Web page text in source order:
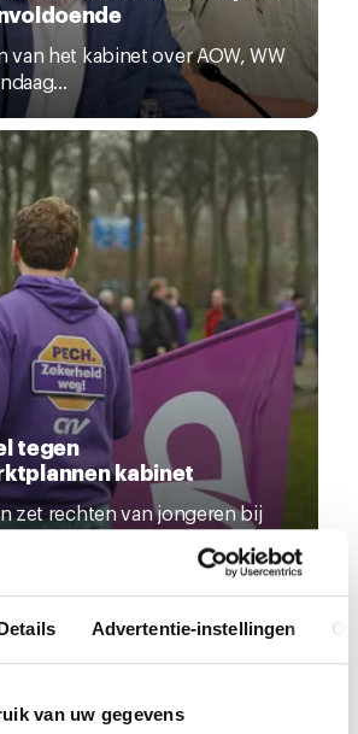
Advertentie-instellingen
van uw gegevens
van het kabinet over AOW, WW
tegen
kabinet
zet rechten van jongeren bij